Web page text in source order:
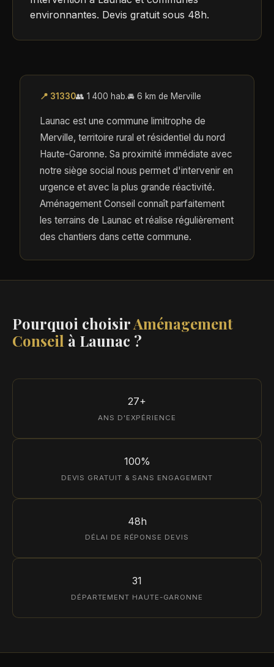
environnantes. Devis gratuit sous 48h.
📍 31330👥 1 400 hab.🚘 6 km de Merville
Launac est une commune limitrophe de
Merville, territoire rural et résidentiel du nord
Haute-Garonne. Sa proximité immédiate avec
notre siège social nous permet d'intervenir en
urgence et avec la plus grande réactivité.
Aménagement Conseil connaît parfaitement
les terrains de Launac et réalise régulièrement
des chantiers dans cette commune.
Pourquoi choisirAménagement
Conseil à Launac ?
27+
ANS D'EXPÉRIENCE
100%
DEVIS GRATUIT & SANS ENGAGEMENT
48h
DÉLAI DE RÉPONSE DEVIS
31
DÉPARTEMENT HAUTE-GARONNE